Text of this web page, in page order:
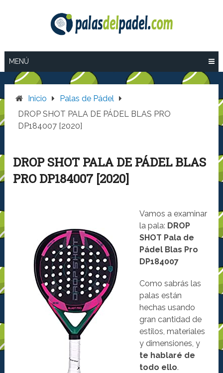
MENÚ
Inicio
Palas de Pádel
DROP SHOT PALA DE PÁDEL BLAS PRO
DP184007 [2020]
DROP SHOT PALA DE PÁDEL BLAS
PRO DP184007 [2020]
Vamos a examinar
la pala: DROP
SHOT Pala de
Pádel Blas Pro
DP184007
Como sabrás las
palas están
hechas usando
gran cantidad de
estilos, materiales
y dimensiones, y
te hablaré de
todo ello.